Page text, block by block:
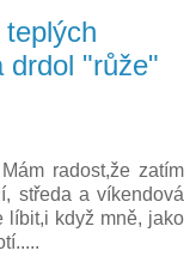
drdol "růže"
radost,že zatím
středa a víkendová
líbit,i když mně, jako